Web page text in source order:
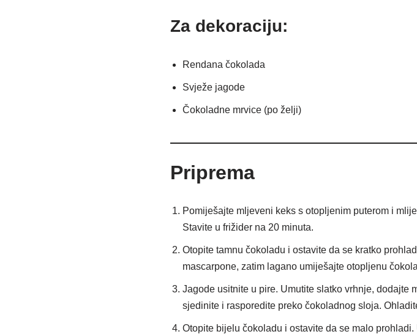
Za dekoraciju:
Rendana čokolada
Svježe jagode
Čokoladne mrvice (po želji)
Priprema
Pomiješajte mljeveni keks s otopljenim puterom i
Stavite u frižider na 20 minuta.
Otopite tamnu čokoladu i ostavite da se kratko
mascarpone, zatim lagano umiješajte otopljenu
Jagode usitnite u pire. Umutite slatko vrhnje, dodajte
sjedinite i rasporedite preko čokoladnog sloja.
Otopite bijelu čokoladu i ostavite da se malo